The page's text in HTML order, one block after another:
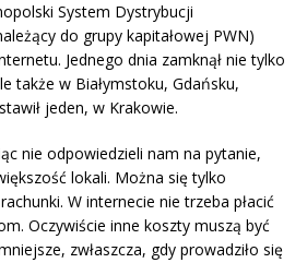
System Dystrybucji
do grupy kapitałowej PWN)
Jednego dnia zamknął nie tylko
także w Białymstoku, Gdańsku,
jeden, w Krakowie.
nie odpowiedzieli nam na pytanie,
lokali. Można się tylko
W internecie nie trzeba płacić
Oczywiście inne koszty muszą być
zwłaszcza, gdy prowadziło się